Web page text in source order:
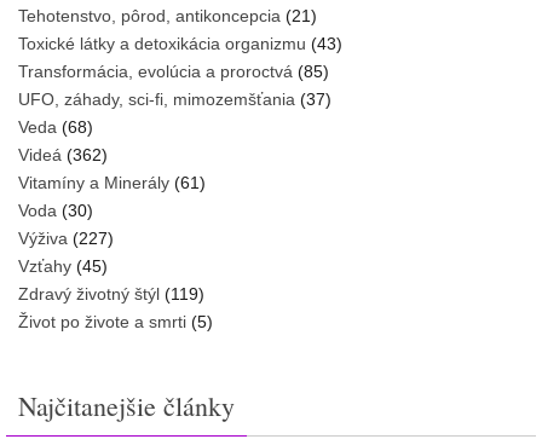
Tehotenstvo, pôrod, antikoncepcia (21)
Toxické látky a detoxikácia organizmu (43)
Transformácia, evolúcia a proroctvá (85)
UFO, záhady, sci-fi, mimozemšťania (37)
Veda (68)
Videá (362)
Vitamíny a Minerály (61)
Voda (30)
Výživa (227)
Vzťahy (45)
Zdravý životný štýl (119)
Život po živote a smrti (5)
Najčitanejšie články